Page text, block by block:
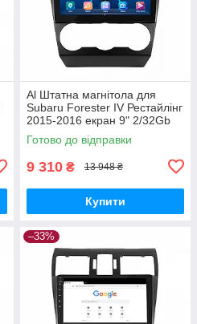
Al Штатна магнітола для
Subaru Forester IV Рестайлінг
2015-2016 екран 9" 2/32Gb
4G Wi-Fi GPS Top Android
Готово до відправки
9 310 ₴ 13 948 ₴
Купити
–33%